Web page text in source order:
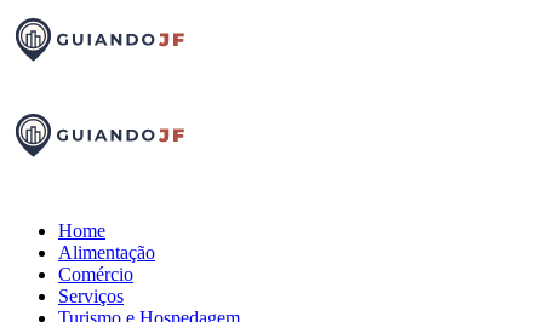
Home
Alimentação
Comércio
Serviços
Turismo e Hospedagem